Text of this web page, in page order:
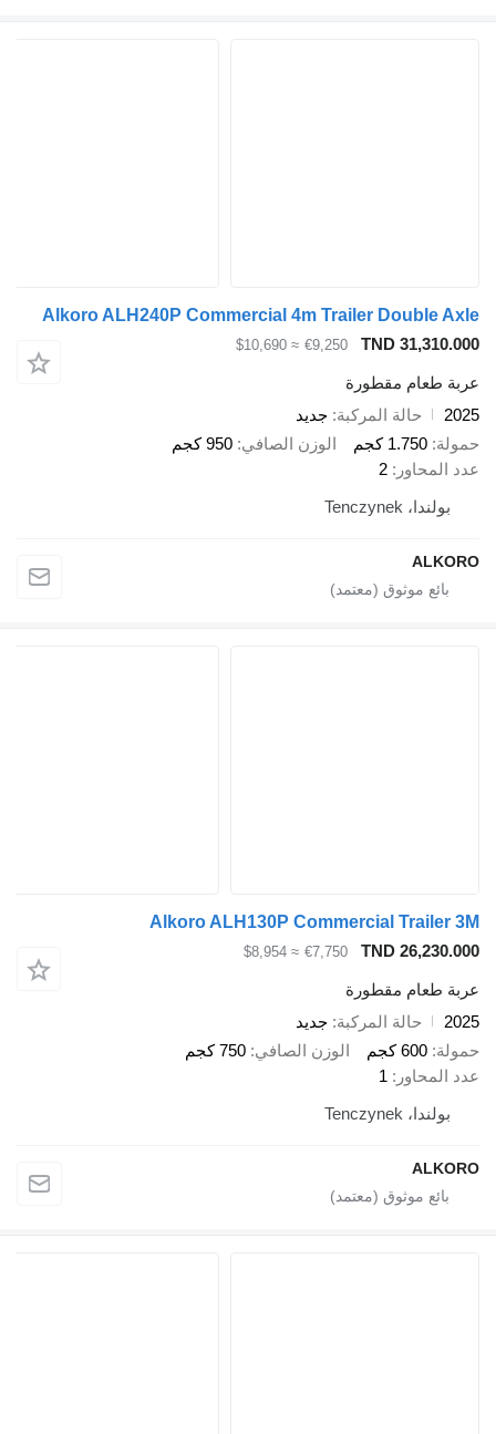
Alkoro ALH240P Commercial 4m Trailer Double Axle
TND 31,310.000
€9,250
≈ $10,690
عربة طعام مقطورة
2025
حالة المركبة جديد
حمولة 1.750 كجم الوزن الصافي 950 كجم
عدد المحاور
2
بولندا، Tenczynek
ALKORO
Alkoro ALH130P Commercial Trailer 3M
TND 26,230.000
€7,750
≈ $8,954
عربة طعام مقطورة
2025
حالة المركبة جديد
حمولة 600 كجم الوزن الصافي 750 كجم
عدد المحاور
1
بولندا، Tenczynek
ALKORO